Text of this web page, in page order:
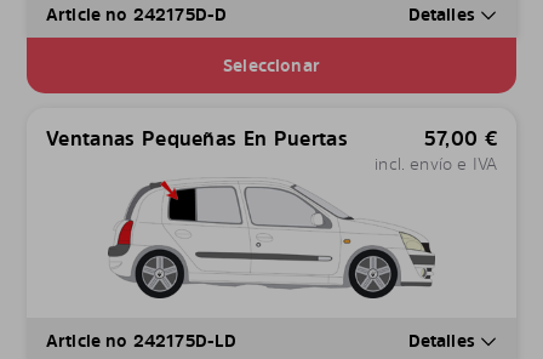
Article no 242175D-D Detalles
Seleccionar
Ventanas Pequeñas En Puertas 57,00 €
incl. envío e IVA
Article no 242175D-LD Detalles